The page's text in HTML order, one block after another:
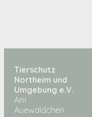
Tierschutz
Northeim und
Umgebung e.V.
Am
Auewäldchen